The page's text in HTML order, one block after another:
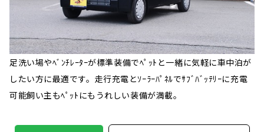
足洗い場やﾍﾞﾝﾁﾚｰﾀｰが標準装備でﾍﾟｯﾄと一緒に気軽に車中泊が
したい方に最適です。走行充電とｿｰﾗｰﾊﾟﾈﾙでｻﾌﾞﾊﾞｯﾃﾘｰに充電
可能飼い主もﾍﾟｯﾄにもうれしい装備が満載。